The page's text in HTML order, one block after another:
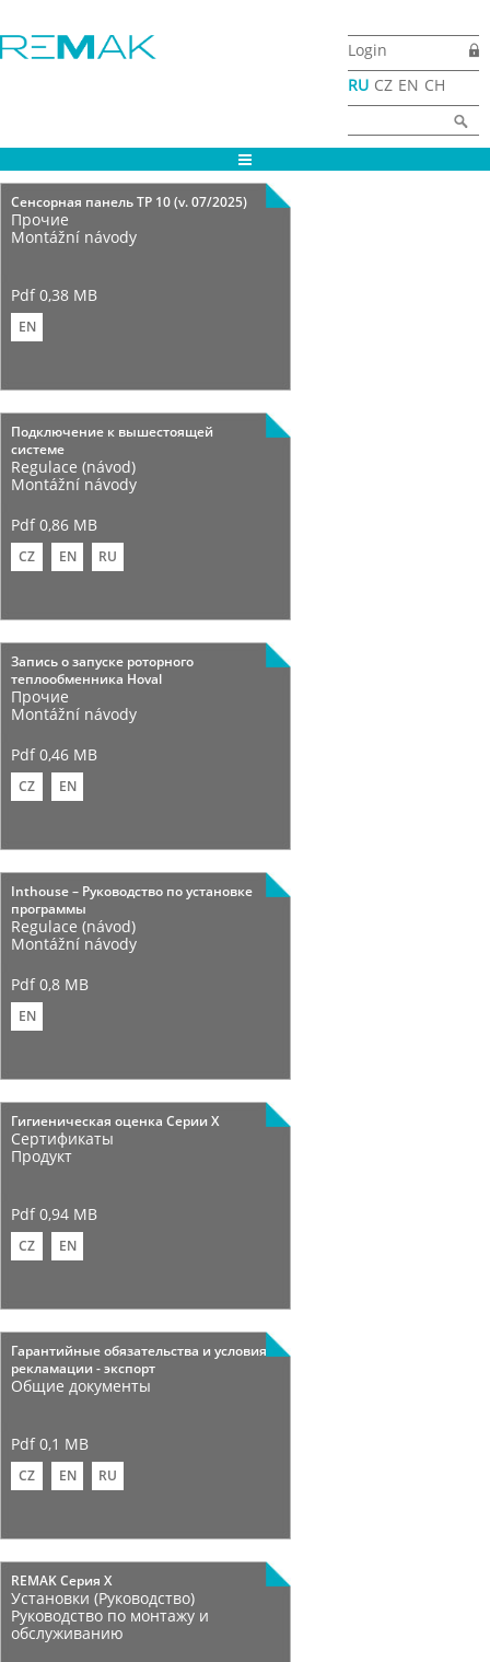
Login
RU CZ EN CH
Форма поиска
Cенсорная панель TP 10 (v. 07/2025)
Прочие
Pdf 0,38 MB
EN
Montážní návody
Подключение к вышестоящей
системе
Regulace (návod)
Pdf 0,86 MB
CZ EN RU
Montážní návody
Запись о запуске роторного
теплообменника Hoval
Прочие
Pdf 0,46 MB
CZ EN
Montážní návody
Inthouse – Руководство по установке
программы
Regulace (návod)
Pdf 0,8 MB
EN
Montážní návody
Гигиеническая оценка Cерии X
Сертификаты
Pdf 0,94 MB
CZ EN
Продукт
Гарантийные обязательства и условия
рекламации - экспорт
Pdf 0,1 MB
CZ EN RU
Общие документы
REMAK Cерия X
Установки (Руководство)
Руководство по монтажу и
обслуживанию
Страницы